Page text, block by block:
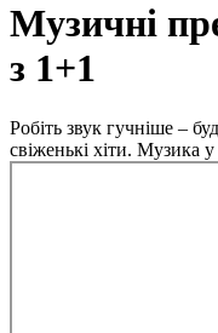
Музичні
з 1+1
Робіть звук гучніше –
свіженькі хіти. Музика